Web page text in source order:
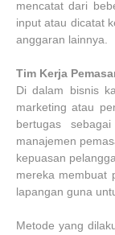
mencatat dari
input atau dicatat
anggaran lainnya.
Tim Kerja
Di dalam bisnis
marketing atau
bertugas
manajemen
kepuasan
mereka membuat
lapangan guna
Metode yang